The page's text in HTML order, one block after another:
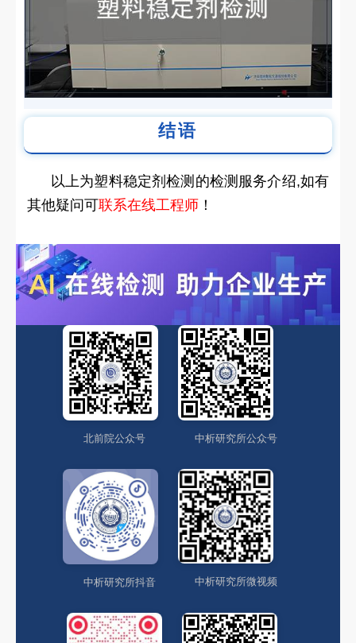
结语
以上为塑料稳定剂检测的检测服务介绍,如有
其他疑问可联系在线工程师 ！
北前院公众号 中析研究所公众号
中析研究所抖音 中析研究所微视频